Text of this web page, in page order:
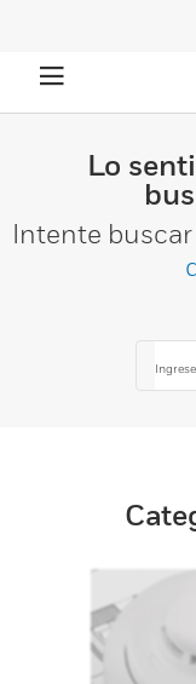
Lo
Intente buscar